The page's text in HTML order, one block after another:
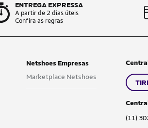
ENTREGA EXPRESSA
A partir de 2 dias úteis
Confira as regras
Netshoes Empresas
Marketplace Netshoes
(11)